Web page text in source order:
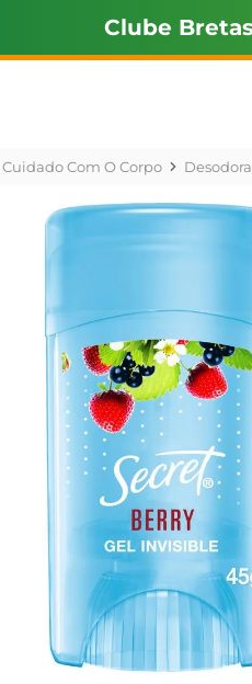
Clube Bretas
Cuidado Com O Corpo